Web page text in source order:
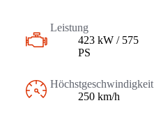
Leistung
423 kW / 575
PS
Höchstgeschwindigkeit
250 km/h